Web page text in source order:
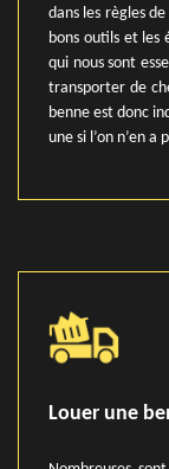
dans les règles
bons outils et les
qui nous sont
transporter de
benne est donc
une si l’on n’en a
Louer une